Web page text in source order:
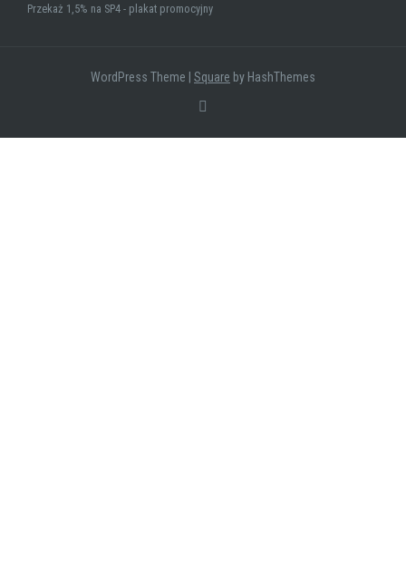
Przekaż 1,5% na SP4 - plakat promocyjny
WordPress Theme | Square by HashThemes